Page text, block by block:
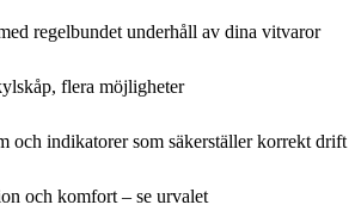
regelbundet underhåll av dina vitvaror
flera möjligheter
och indikatorer som säkerställer korrekt drift
och komfort – se urvalet